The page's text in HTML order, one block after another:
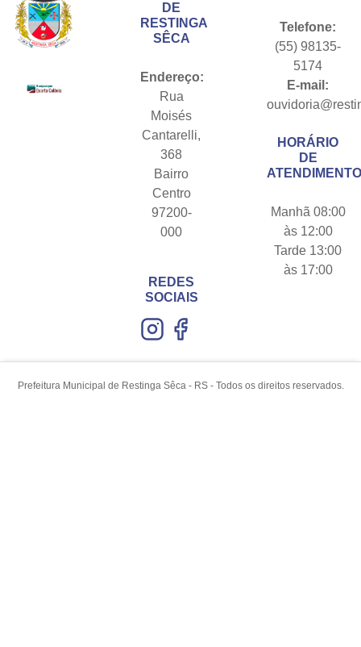
DE
RESTINGA
SÊCA
Endereço:
Rua
Moisés
Cantarelli,
368
Bairro
Centro
97200-
000
REDES
SOCIAIS
Telefone:
(55) 98135-
5174
E-mail:
HORÁRIO
DE
Manhã 08:00
às 12:00
Tarde 13:00
às 17:00
Prefeitura Municipal de Restinga Sêca - RS - Todos os direitos reservados.